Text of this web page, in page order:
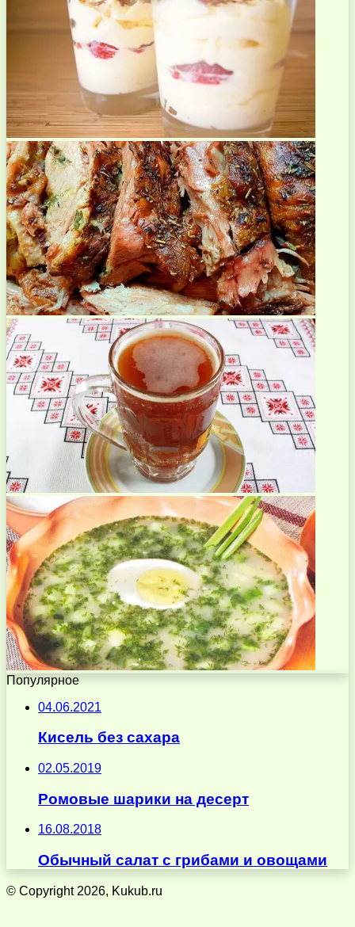
Популярное
04.06.2021
Кисель без сахара
02.05.2019
Ромовые шарики на десерт
16.08.2018
Обычный салат с грибами и овощами
© Copyright 2026, Kukub.ru